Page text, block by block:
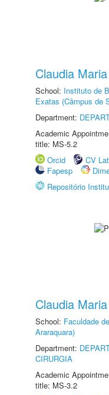
Claudia
School: Instituto de
Exatas (Câmpus de
Department:
Academic
title: MS-5.2
Orcid
CV
Fapesp
Repositório
Claudia
School: Faculdade
Araraquara)
Department:
CIRURGIA
Academic
title: MS-3.2